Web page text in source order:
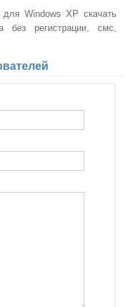
Windows XP скачать
без регистрации, смс,